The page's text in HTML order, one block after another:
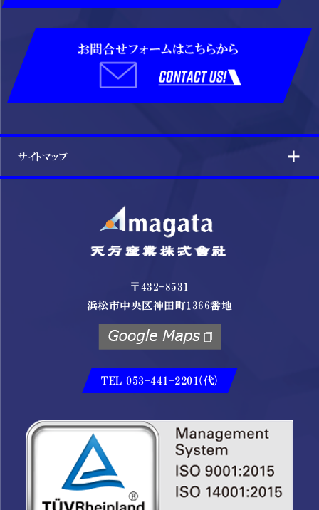
サイトマップ
〒432-8531
浜松市中央区神田町1366番地
TEL 053-441-2201(代)